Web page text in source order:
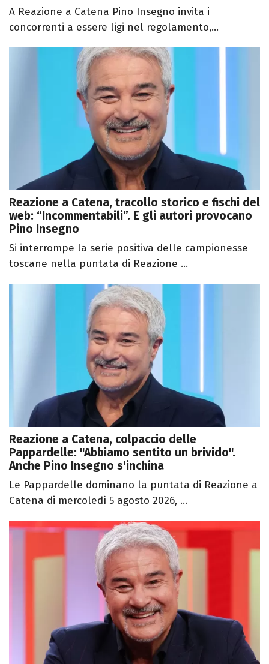
A Reazione a Catena Pino Insegno invita i
concorrenti a essere ligi nel regolamento,...
Reazione a Catena, tracollo storico e fischi del
web: “Incommentabili”. E gli autori provocano
Pino Insegno
Si interrompe la serie positiva delle campionesse
toscane nella puntata di Reazione ...
Reazione a Catena, colpaccio delle
Pappardelle: "Abbiamo sentito un brivido".
Anche Pino Insegno s'inchina
Le Pappardelle dominano la puntata di Reazione a
Catena di mercoledì 5 agosto 2026, ...